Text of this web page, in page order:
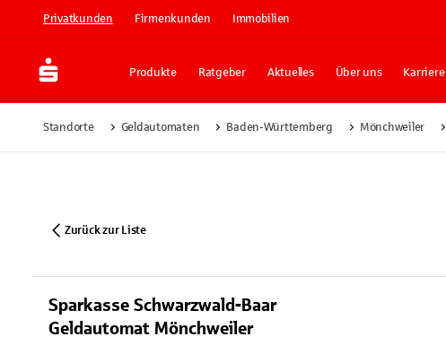
Privatkunden Firmenkunden Immobilien
Produkte Ratgeber Aktuelles Über uns Karriere
Standorte Geldautomaten Baden-Württemberg Mönchweiler
Zurück zur Liste
Sparkasse Schwarzwald-Baar
Geldautomat Mönchweiler